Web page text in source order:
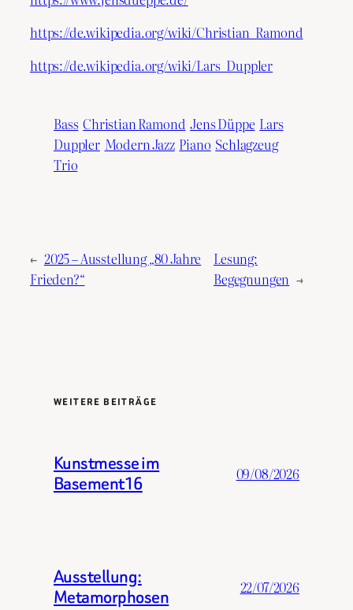
https://de.wikipedia.org/wiki/Christian_Ramond
https://de.wikipedia.org/wiki/Lars_Duppler
Bass Christian Ramond Jens Düppe Lars
Duppler Modern Jazz Piano Schlagzeug
Trio
← 2025 – Ausstellung „80 Jahre
Frieden?“
Lesung:
Begegnungen →
WEITERE BEITRÄGE
Kunstmesse im
Basement16
09/08/2026
Ausstellung:
Metamorphosen
22/07/2026